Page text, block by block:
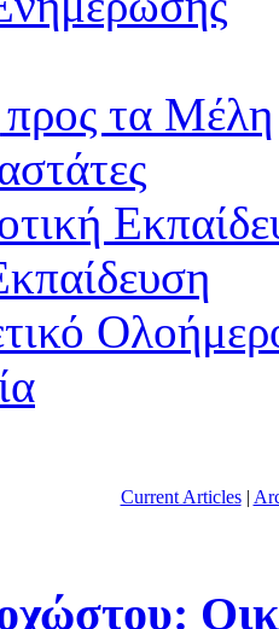
προς τα Μέλη
Current Articles|